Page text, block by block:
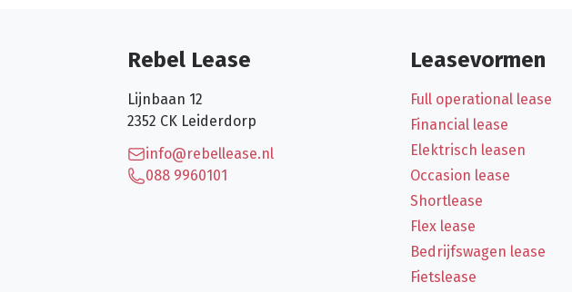
Rebel Lease
Lijnbaan 12
2352 CK Leiderdorp
info@rebellease.nl
088 9960101
Leasevormen
Full operational lease
Financial lease
Elektrisch leasen
Occasion lease
Shortlease
Flex lease
Bedrijfswagen lease
Fietslease